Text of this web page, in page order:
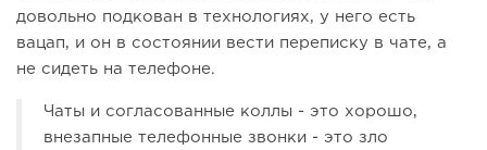
довольно подкован в технологиях, у него есть
вацап, и он в состоянии вести переписку в чате, а
не сидеть на телефоне.
Чаты и согласованные коллы - это хорошо,
внезапные телефонные звонки - это зло